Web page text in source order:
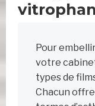
Pour
votre
types de
Chacun